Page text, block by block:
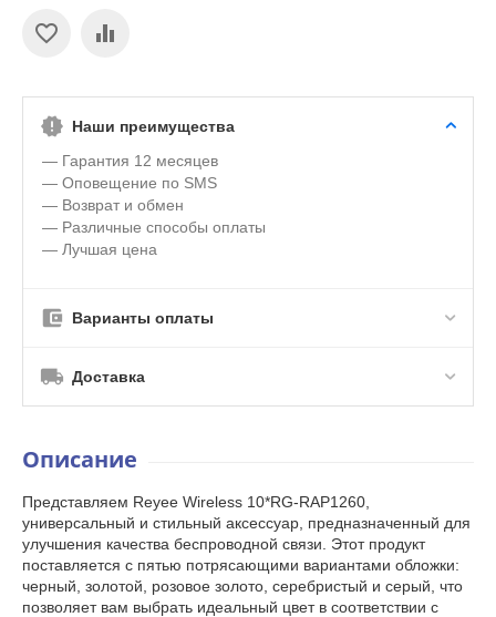
Наши преимущества
— Гарантия 12 месяцев
— Оповещение по SMS
— Возврат и обмен
— Различные способы оплаты
— Лучшая цена
Варианты оплаты
Доставка
Описание
Представляем Reyee Wireless 10*RG-RAP1260,
универсальный и стильный аксессуар, предназначенный для
улучшения качества беспроводной связи. Этот продукт
поставляется с пятью потрясающими вариантами обложки:
черный, золотой, розовое золото, серебристый и серый, что
позволяет вам выбрать идеальный цвет в соответствии с